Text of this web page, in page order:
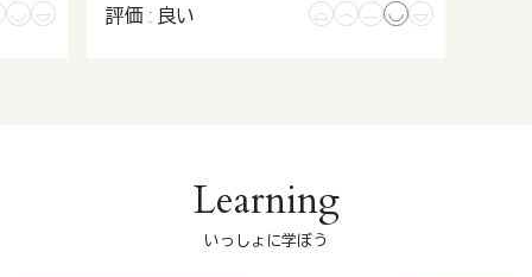
評価 : 良い
Learning
いっしょに学ぼう